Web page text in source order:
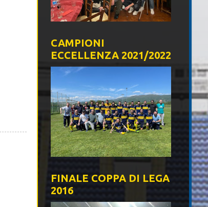
CAMPIONI
ECCELLENZA 2021/2022
FINALE COPPA DI LEGA
2016